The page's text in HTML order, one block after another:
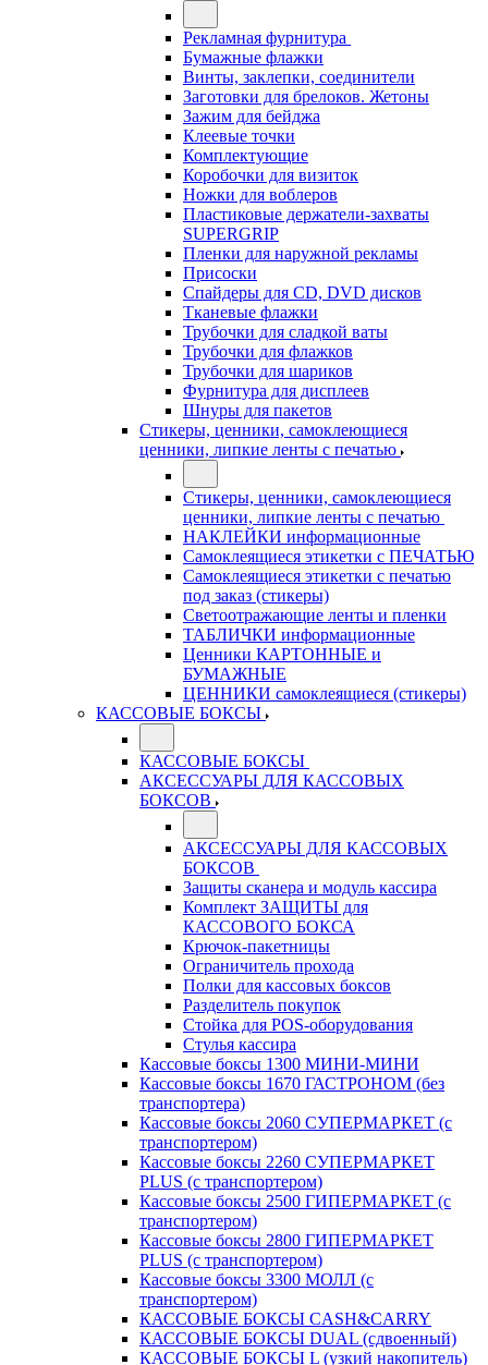
Рекламная фурнитура
Бумажные флажки
Винты, заклепки, соединители
Заготовки для брелоков. Жетоны
Зажим для бейджа
Клеевые точки
Комплектующие
Коробочки для визиток
Ножки для воблеров
Пластиковые держатели-захваты
SUPERGRIP
Пленки для наружной рекламы
Присоски
Спайдеры для CD, DVD дисков
Тканевые флажки
Трубочки для сладкой ваты
Трубочки для флажков
Трубочки для шариков
Фурнитура для дисплеев
Шнуры для пакетов
Стикеры, ценники, самоклеющиеся
ценники, липкие ленты с печатью
Стикеры, ценники, самоклеющиеся
ценники, липкие ленты с печатью
НАКЛЕЙКИ информационные
Самоклеящиеся этикетки с ПЕЧАТЬЮ
Самоклеящиеся этикетки с печатью
под заказ (стикеры)
Светоотражающие ленты и пленки
ТАБЛИЧКИ информационные
Ценники КАРТОННЫЕ и
БУМАЖНЫЕ
ЦЕННИКИ самоклеящиеся (стикеры)
КАССОВЫЕ БОКСЫ
КАССОВЫЕ БОКСЫ
АКСЕССУАРЫ ДЛЯ КАССОВЫХ
БОКСОВ
АКСЕССУАРЫ ДЛЯ КАССОВЫХ
БОКСОВ
Защиты сканера и модуль кассира
Комплект ЗАЩИТЫ для
КАССОВОГО БОКСА
Крючок-пакетницы
Ограничитель прохода
Полки для кассовых боксов
Разделитель покупок
Стойка для POS-оборудования
Стулья кассира
Кассовые боксы 1300 МИНИ-МИНИ
Кассовые боксы 1670 ГАСТРОНОМ (без
транспортера)
Кассовые боксы 2060 СУПЕРМАРКЕТ (с
транспортером)
Кассовые боксы 2260 СУПЕРМАРКЕТ
PLUS (с транспортером)
Кассовые боксы 2500 ГИПЕРМАРКЕТ (с
транспортером)
Кассовые боксы 2800 ГИПЕРМАРКЕТ
PLUS (с транспортером)
Кассовые боксы 3300 МОЛЛ (с
транспортером)
КАССОВЫЕ БОКСЫ CASH&CARRY
КАССОВЫЕ БОКСЫ DUAL (сдвоенный)
КАССОВЫЕ БОКСЫ L (узкий накопитель)